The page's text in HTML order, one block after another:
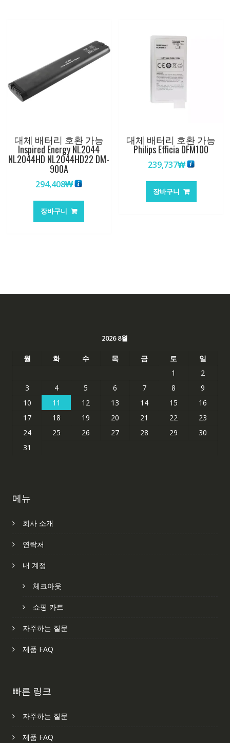
대체 배터리 호환 가능
Inspired Energy NL2044
NL2044HD NL2044HD22 DM-
900A
294,408₩
장바구니
대체 배터리 호환 가능
Philips Efficia DFM100
239,737₩
장바구니
2026 8월
월 화 수 목 금 토
일
1
2
3
4 5 6 7 8
9
10
11 12 13 14 15
16
17
18 19 20 21 22
23
24
25 26 27 28 29
30
31
메뉴
회사 소개
연락처
내 계정
체크아웃
쇼핑 카트
자주하는 질문
제품 FAQ
빠른 링크
자주하는 질문
제품 FAQ